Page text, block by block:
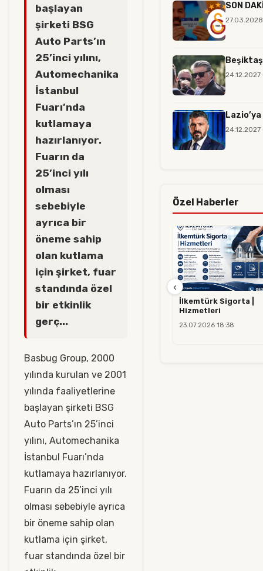
başlayan
şirketi BSG
Auto Parts’ın
25’inci yılını,
Automechanika
İstanbul
Fuarı’nda
kutlamaya
hazırlanıyor.
Fuarın da
25’inci yılı
olması
sebebiyle
ayrıca bir
öneme sahip
olan kutlama
için şirket, fuar
standında özel
bir etkinlik
gerç...
Basbug Group, 2000
yılında kurulan ve 2001
yılında faaliyetlerine
başlayan şirketi BSG
Auto Parts’ın 25’inci
yılını, Automechanika
İstanbul Fuarı’nda
kutlamaya hazırlanıyor.
Fuarın da 25’inci yılı
olması sebebiyle ayrıca
bir öneme sahip olan
kutlama için şirket,
fuar standında özel bir
SON
Özel Haberler
İlkemtürk Sigorta |
Hizmetleri
23.07.2026 18:38
‹